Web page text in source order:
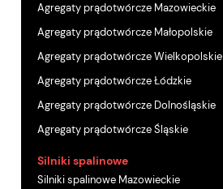
Agregaty prądotwórcze Mazowieckie
Agregaty prądotwórcze Małopolskie
Agregaty prądotwórcze Wielkopolskie
Agregaty prądotwórcze Łódzkie
Agregaty prądotwórcze Dolnośląskie
Agregaty prądotwórcze Śląskie
Silniki spalinowe
Silniki spalinowe Mazowieckie